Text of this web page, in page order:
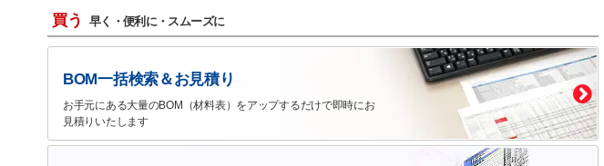
買う 早く・便利に・スムーズに
BOM一括検索＆お見積り
お手元にある大量のBOM（材料表）をアップするだけで即時にお
見積りいたします